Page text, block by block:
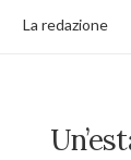
La redazione